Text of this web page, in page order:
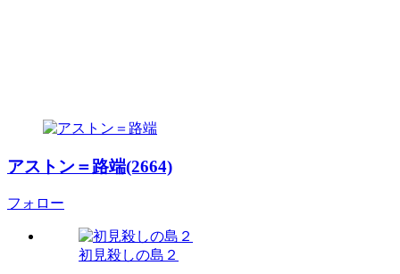
アストン＝路端(2664)
フォロー
初見殺しの島２